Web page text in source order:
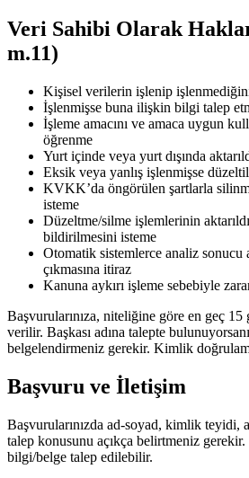
Veri Sahibi Olarak
m.11)
Kişisel verilerin işlenip
İşlenmişse buna ilişkin bilgi talep
İşleme amacını ve amaca uygun
öğrenme
Yurt içinde veya yurt dışında
Eksik veya yanlış işlenmişse
KVKK’da öngörülen şartlarla
isteme
Düzeltme/silme işlemlerinin
bildirilmesini isteme
Otomatik sistemlerce analiz sonucu
çıkmasına itiraz
Kanuna aykırı işleme sebebiyle
Başvurularınıza, niteliğine göre en geç 15
verilir. Başkası adına talepte
belgelendirmeniz gerekir. Kimlik
Başvuru ve İletişim
Başvurularınızda ad-soyad, kimlik teyidi,
talep konusunu açıkça belirtmeniz
bilgi/belge talep edilebilir.